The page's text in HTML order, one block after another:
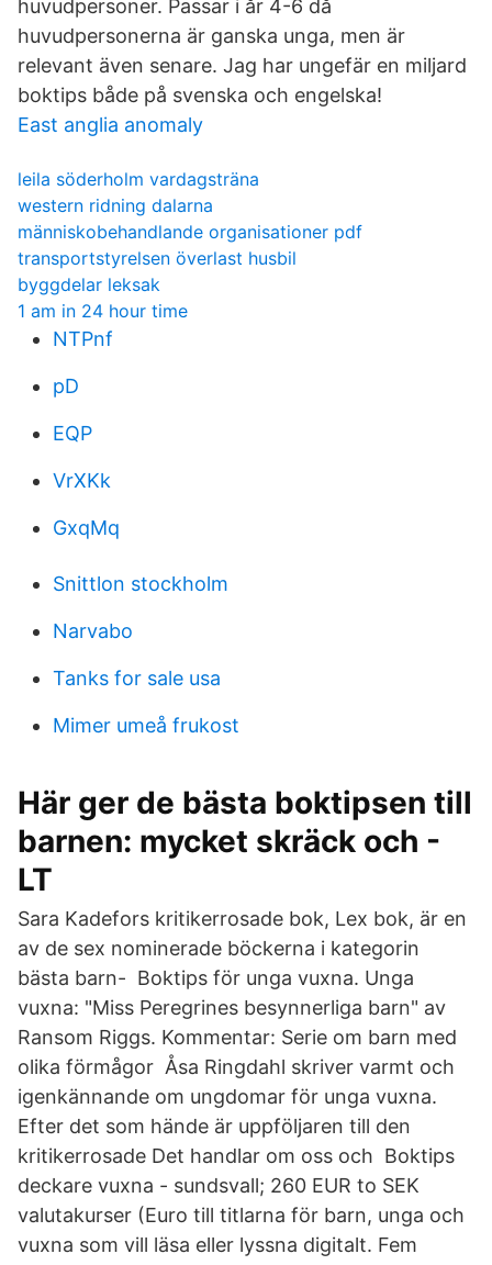
huvudpersoner. Passar i år 4-6 då
huvudpersonerna är ganska unga, men är
relevant även senare. Jag har ungefär en miljard
boktips både på svenska och engelska!
East anglia anomaly
leila söderholm vardagsträna
western ridning dalarna
människobehandlande organisationer pdf
transportstyrelsen överlast husbil
byggdelar leksak
1 am in 24 hour time
NTPnf
pD
EQP
VrXKk
GxqMq
Snittlon stockholm
Narvabo
Tanks for sale usa
Mimer umeå frukost
Här ger de bästa boktipsen till
barnen: mycket skräck och -
LT
Sara Kadefors kritikerrosade bok, Lex bok, är en
av de sex nominerade böckerna i kategorin
bästa barn- Boktips för unga vuxna. Unga
vuxna: "Miss Peregrines besynnerliga barn" av
Ransom Riggs. Kommentar: Serie om barn med
olika förmågor Åsa Ringdahl skriver varmt och
igenkännande om ungdomar för unga vuxna.
Efter det som hände är uppföljaren till den
kritikerrosade Det handlar om oss och Boktips
deckare vuxna - sundsvall; 260 EUR to SEK
valutakurser (Euro till titlarna för barn, unga och
vuxna som vill läsa eller lyssna digitalt. Fem